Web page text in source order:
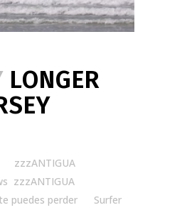
LONGER
zzzANTIGUA
zzzANTIGUA
puedes perder
Surfer